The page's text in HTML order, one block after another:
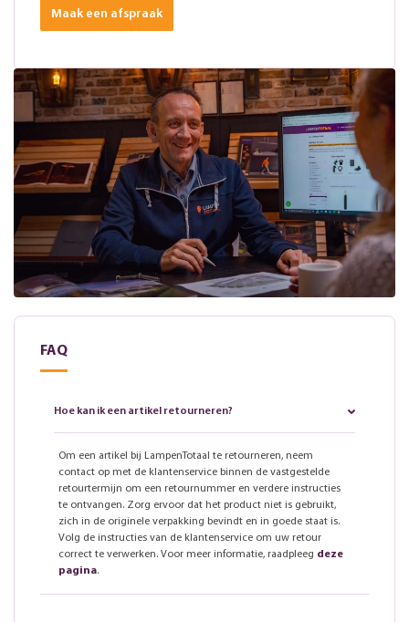
Maak een afspraak
FAQ
Hoe kan ik een artikel retourneren?
Om een artikel bij LampenTotaal te retourneren, neem
contact op met de klantenservice binnen de vastgestelde
retourtermijn om een retournummer en verdere instructies
te ontvangen. Zorg ervoor dat het product niet is gebruikt,
zich in de originele verpakking bevindt en in goede staat is.
Volg de instructies van de klantenservice om uw retour
correct te verwerken. Voor meer informatie, raadpleeg deze
pagina.